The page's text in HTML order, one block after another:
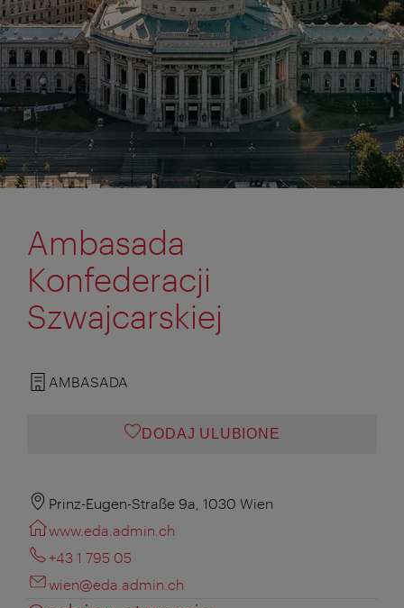
Ambasada
Konfederacji
Szwajcarskiej
AMBASADA
DODAJ ULUBIONE
Prinz-Eugen-Straße 9a, 1030 Wien
www.eda.admin.ch
+43 1 795 05
wien@eda.admin.ch